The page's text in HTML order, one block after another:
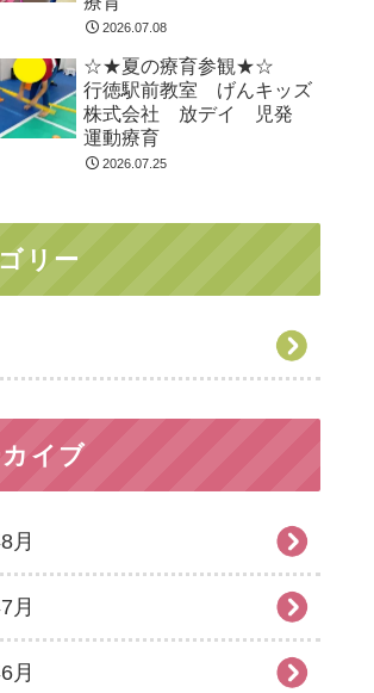
2026.07.08
☆★夏の療育参観★☆
行徳駅前教室 げんキッズ
株式会社 放デイ 児発
運動療育
2026.07.25
リー
イブ
月
月
月